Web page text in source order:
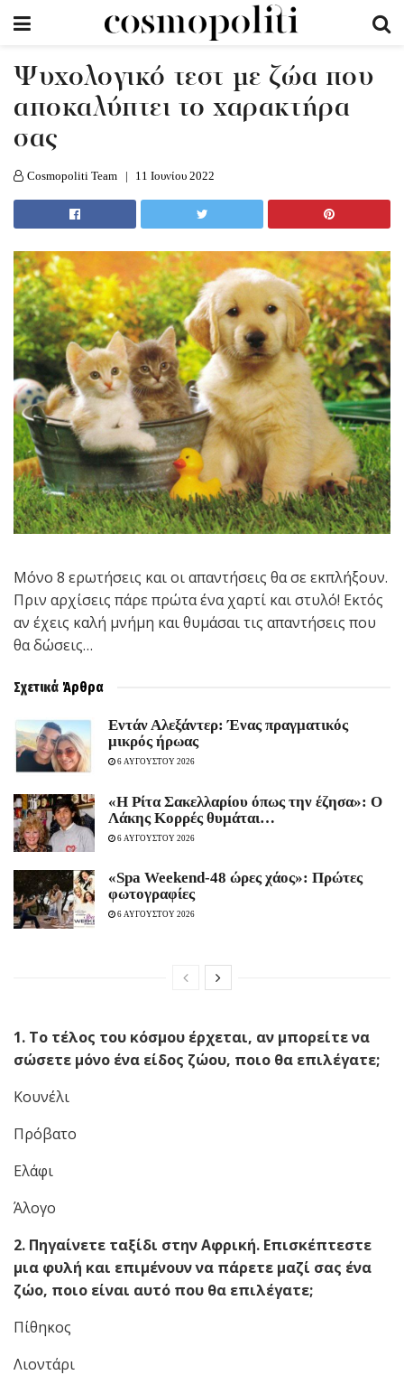
Ψυχολογικό τεστ με ζώα που
αποκαλύπτει το χαρακτήρα
σας
Cosmopoliti Team 11 Ιουνίου 2022
Μόνο 8 ερωτήσεις και οι απαντήσεις θα σε εκπλήξουν.
Πριν αρχίσεις πάρε πρώτα ένα χαρτί και στυλό! Εκτός
αν έχεις καλή μνήμη και θυμάσαι τις απαντήσεις που
θα δώσεις…
Σχετικά Άρθρα
Εντάν Αλεξάντερ: Ένας πραγματικός
μικρός ήρωας
6 ΑΥΓΟΥΣΤΟΥ 2026
«Η Ρίτα Σακελλαρίου όπως την έζησα»: Ο
Λάκης Κορρές θυμάται…
6 ΑΥΓΟΥΣΤΟΥ 2026
«Spa Weekend-48 ώρες χάος»: Πρώτες
φωτογραφίες
6 ΑΥΓΟΥΣΤΟΥ 2026
1. Το τέλος του κόσμου έρχεται, αν μπορείτε να
σώσετε μόνο ένα είδος ζώου, ποιο θα επιλέγατε;
Κουνέλι
Πρόβατο
Ελάφι
Άλογο
2. Πηγαίνετε ταξίδι στην Αφρική. Επισκέπτεστε
μια φυλή και επιμένουν να πάρετε μαζί σας ένα
ζώο, ποιο είναι αυτό που θα επιλέγατε;
Πίθηκος
Λιοντάρι